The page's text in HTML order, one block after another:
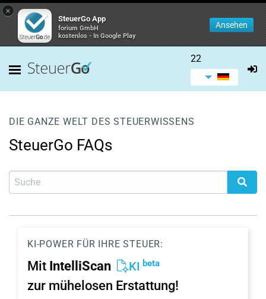
×
SteuerGo App
forium GmbH
kostenlos - In Google Play
Ansehen
22
DIE GANZE WELT DES STEUERWISSENS
SteuerGo FAQs
KI-POWER FÜR IHRE STEUER:
Mit IntelliScan KI beta
zur mühelosen Erstattung!